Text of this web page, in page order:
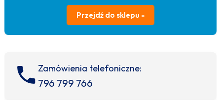
Przejdź do sklepu »
Zamówienia telefoniczne:
796 799 766